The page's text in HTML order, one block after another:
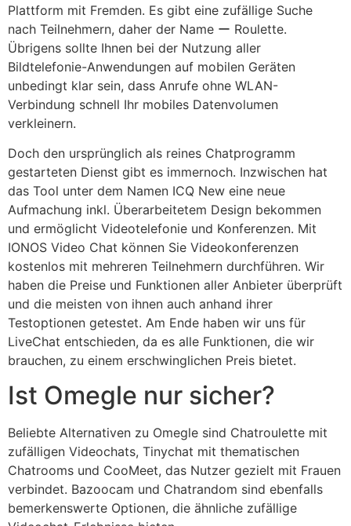
Plattform mit Fremden. Es gibt eine zufällige Suche
nach Teilnehmern, daher der Name ー Roulette.
Übrigens sollte Ihnen bei der Nutzung aller
Bildtelefonie-Anwendungen auf mobilen Geräten
unbedingt klar sein, dass Anrufe ohne WLAN-
Verbindung schnell Ihr mobiles Datenvolumen
verkleinern.
Doch den ursprünglich als reines Chatprogramm
gestarteten Dienst gibt es immernoch. Inzwischen hat
das Tool unter dem Namen ICQ New eine neue
Aufmachung inkl. Überarbeitetem Design bekommen
und ermöglicht Videotelefonie und Konferenzen. Mit
IONOS Video Chat können Sie Videokonferenzen
kostenlos mit mehreren Teilnehmern durchführen. Wir
haben die Preise und Funktionen aller Anbieter überprüft
und die meisten von ihnen auch anhand ihrer
Testoptionen getestet. Am Ende haben wir uns für
LiveChat entschieden, da es alle Funktionen, die wir
brauchen, zu einem erschwinglichen Preis bietet.
Ist Omegle nur sicher?
Beliebte Alternativen zu Omegle sind Chatroulette mit
zufälligen Videochats, Tinychat mit thematischen
Chatrooms und CooMeet, das Nutzer gezielt mit Frauen
verbindet. Bazoocam und Chatrandom sind ebenfalls
bemerkenswerte Optionen, die ähnliche zufällige